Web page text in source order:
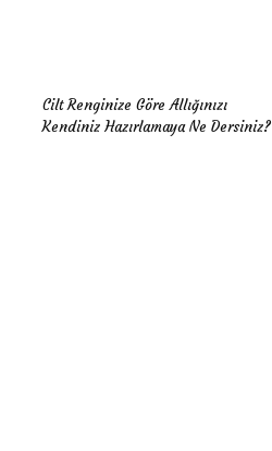
Cilt Renginize Göre Allığınızı
Kendiniz Hazırlamaya Ne Dersiniz?